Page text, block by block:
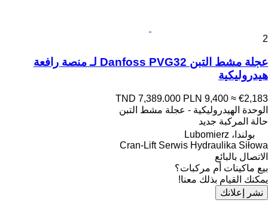
2
عجلة مشط التبن Danfoss PVG32 لـ منصة رافعة
هيدروليكية
TND 7,389.000 PLN 9,400 ≈ €2,183
الوحدة الهيدروليكية - عجلة مشط التبن
حالة المركبة جديد
بولندا، Lubomierz
Cran-Lift Serwis Hydraulika Siłowa
الاتصال بالبائع
بيع ماكينات أم مركبات؟
يمكنك القيام بذلك معنا!
نشر إعلانك